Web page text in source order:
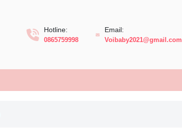
Hotline:
0865759998
Email:
Voibaby2021@gmail.com